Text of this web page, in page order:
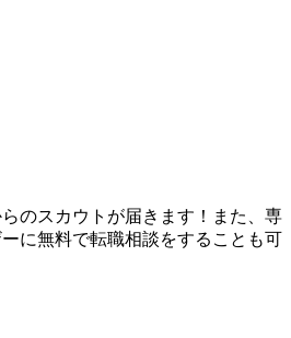
のスカウトが届きます！また、専
に無料で転職相談をすることも可